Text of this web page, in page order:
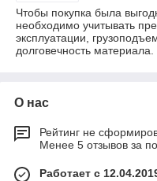
Чтобы покупка была
необходимо учитывать
эксплуатации,
долговечность материала.
О нас
Рейтинг не
Менее 5 отзывов за
Работает с